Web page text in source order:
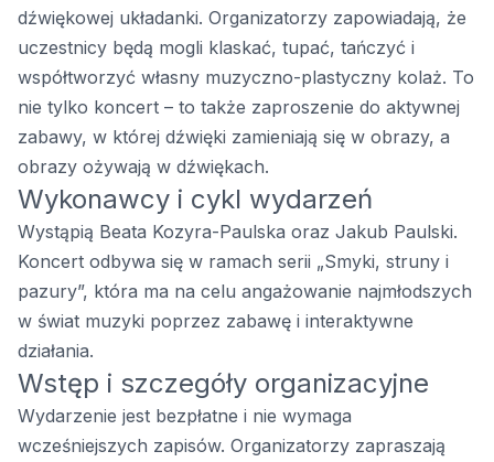
dźwiękowej układanki. Organizatorzy zapowiadają, że
uczestnicy będą mogli klaskać, tupać, tańczyć i
współtworzyć własny muzyczno-plastyczny kolaż. To
nie tylko koncert – to także zaproszenie do aktywnej
zabawy, w której dźwięki zamieniają się w obrazy, a
obrazy ożywają w dźwiękach.
Wykonawcy i cykl wydarzeń
Wystąpią Beata Kozyra-Paulska oraz Jakub Paulski.
Koncert odbywa się w ramach serii „Smyki, struny i
pazury”, która ma na celu angażowanie najmłodszych
w świat muzyki poprzez zabawę i interaktywne
działania.
Wstęp i szczegóły organizacyjne
Wydarzenie jest bezpłatne i nie wymaga
wcześniejszych zapisów. Organizatorzy zapraszają